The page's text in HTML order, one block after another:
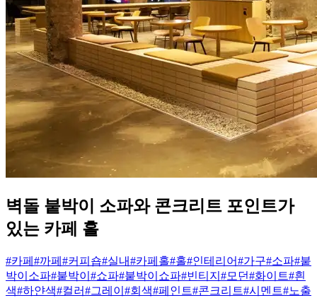
벽돌 붙박이 소파와 콘크리트 포인트가
있는 카페 홀
#카페 #까페 #커피숍#실내#카페홀#홀#인테리어#가구#소파#붙
박이소파#붙박이 #쇼파#붙박이쇼파#빈티지 #모던#화이트#흰
색#하얀색#컬러#그레이 #회색#페인트#콘크리트#시멘트#노출